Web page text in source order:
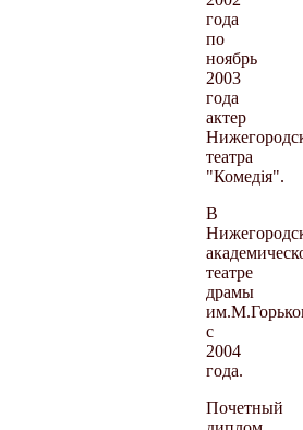
года
по
ноябрь
2003
года
актер
театра
"Комедiя".
В
театре
драмы
с
2004
года.
Почетный